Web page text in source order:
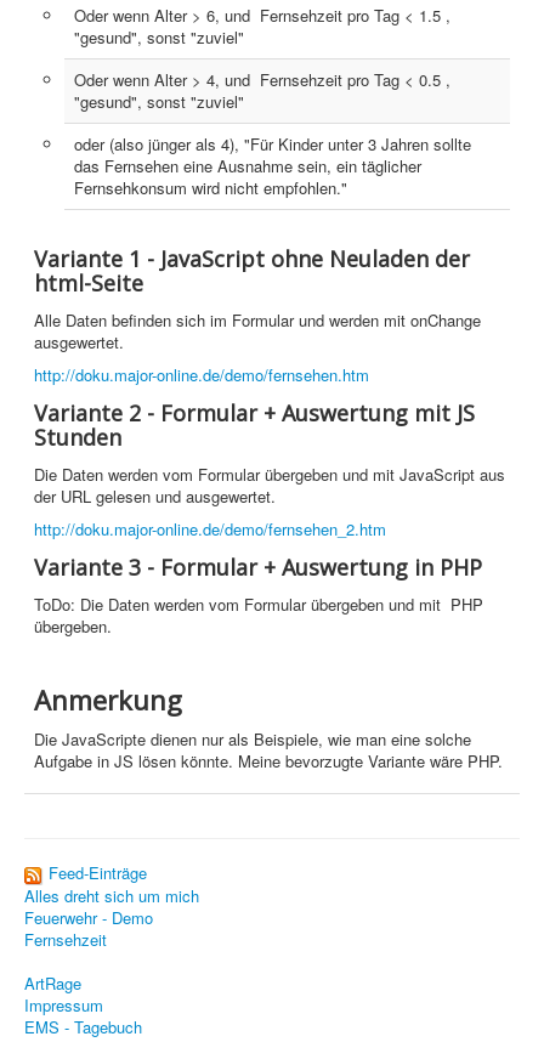
CMS
Grafik
JavaScript
Sicherheit
PovRay
PHP
Webdesign
CMS
JavaScript
Home
PHP
Webdesign
CMS
JavaScript
Sicherheit
Home
Oder wenn Alter > 6, und Fernsehzeit pro Tag < 1.5 ,
"gesund", sonst "zuviel"
Oder wenn Alter > 4, und Fernsehzeit pro Tag < 0.5 ,
"gesund", sonst "zuviel"
oder (also jünger als 4), "Für Kinder unter 3 Jahren sollte
das Fernsehen eine Ausnahme sein, ein täglicher
Fernsehkonsum wird nicht empfohlen."
Variante 1 - JavaScript ohne Neuladen der
html-Seite
Alle Daten befinden sich im Formular und werden mit onChange
ausgewertet.
http://doku.major-online.de/demo/fernsehen.htm
Variante 2 - Formular + Auswertung mit JS
Stunden
Die Daten werden vom Formular übergeben und mit JavaScript aus
der URL gelesen und ausgewertet.
http://doku.major-online.de/demo/fernsehen_2.htm
Variante 3 - Formular + Auswertung in PHP
ToDo: Die Daten werden vom Formular übergeben und mit PHP
übergeben.
Anmerkung
Die JavaScripte dienen nur als Beispiele, wie man eine solche
Aufgabe in JS lösen könnte. Meine bevorzugte Variante wäre PHP.
Feed-Einträge
Alles dreht sich um mich
Feuerwehr - Demo
Fernsehzeit
ArtRage
Impressum
EMS - Tagebuch